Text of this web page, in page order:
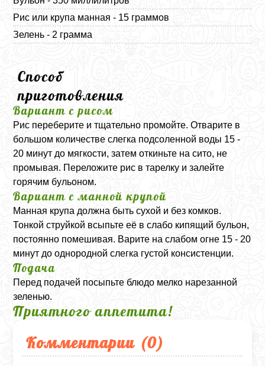
Рис или крупа манная - 15 граммов
Зелень - 2 грамма
Способ
приготовления
Вариант с рисом
Рис переберите и тщательно промойте. Отварите в
большом количестве слегка подсоленной воды 15 -
20 минут до мягкости, затем откиньте на сито, не
промывая. Переложите рис в тарелку и залейте
горячим бульоном.
Вариант с манной крупой
Манная крупа должна быть сухой и без комков.
Тонкой струйкой всыпьте её в слабо кипящий бульон,
постоянно помешивая. Варите на слабом огне 15 - 20
минут до однородной слегка густой консистенции.
Подача
Перед подачей посыпьте блюдо мелко нарезанной
зеленью.
Приятного аппетита!
Комментарии (0)